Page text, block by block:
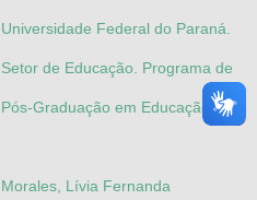
Universidade Federal do Paraná.
Setor de Educação. Programa de
Pós-Graduação em Educação
Morales, Lívia Fernanda